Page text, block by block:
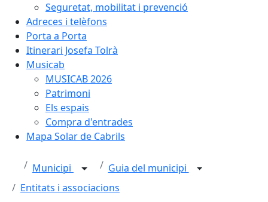
Seguretat, mobilitat i prevenció
Adreces i telèfons
Porta a Porta
Itinerari Josefa Tolrà
Musicab
MUSICAB 2026
Patrimoni
Els espais
Compra d'entrades
Mapa Solar de Cabrils
Municipi
Guia del municipi
Entitats i associacions